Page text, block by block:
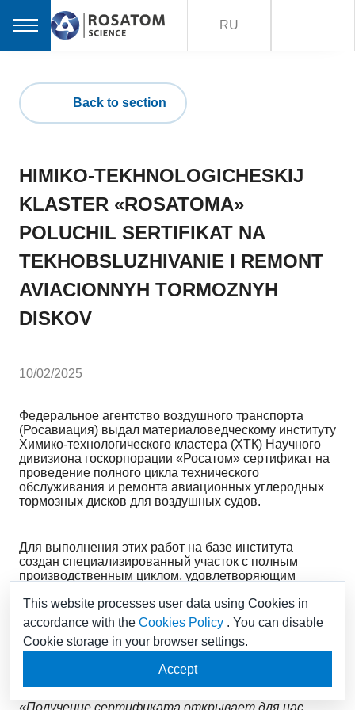
RU
Back to section
HIMIKO-TEKHNOLOGICHESKIJ
KLASTER «ROSATOMA»
POLUCHIL SERTIFIKAT NA
TEKHOBSLUZHIVANIE I REMONT
AVIACIONNYH TORMOZNYH
DISKOV
10/02/2025
Федеральное агентство воздушного транспорта
(Росавиация) выдал материаловедческому институту
Химико-технологического кластера (ХТК) Научного
дивизиона госкорпорации «Росатом» сертификат на
проведение полного цикла технического
обслуживания и ремонта авиационных углеродных
тормозных дисков для воздушных судов.
Для выполнения этих работ на базе института
создан специализированный участок с полным
производственным циклом, удовлетворяющим
авиационных правил (ФАП-145). Он укомплектован
современным оборудованием, а работы проводят
высококвалифицированные специалисты,
обладающие уникальным опытом как в авиационной,
так и в углеродной отраслях.
«Получение сертификата открывает для нас
This website processes user data using Cookies in
accordance with the Cookies Policy . You can disable
Cookie storage in your browser settings.
Accept